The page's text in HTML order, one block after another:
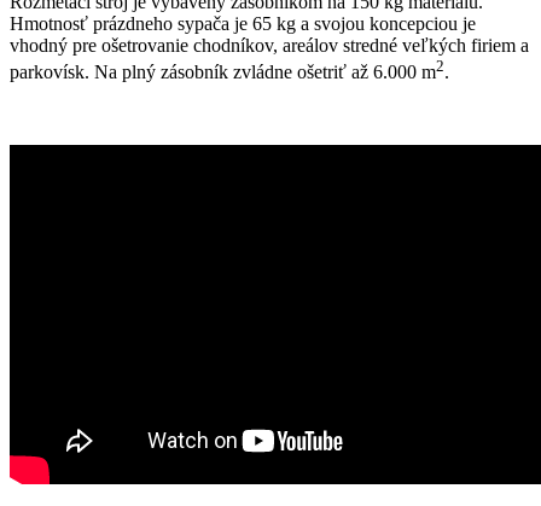
Hmotnosť prázdneho sypača je 65 kg a svojou koncepciou je
vhodný pre ošetrovanie chodníkov, areálov stredné veľkých firiem a
parkovísk. Na plný zásobník zvládne ošetriť až 6.000 m2.